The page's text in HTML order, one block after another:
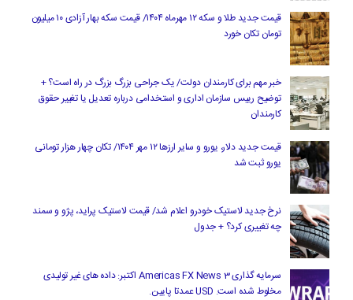
قیمت جدید طلا و سکه ۱۲ مهرماه ۱۴۰۴/ قیمت سکه بهار آزادی ۱۰ میلیون
تومان تکان خورد
خبر مهم برای کارمندان دولت/ یک جراحی بزرگ بزرگ در راه است؟ +
توضیح رییس سازمان اداری و استخدامی درباره تعدیل یا تغییر حقوق
کارمندان
قیمت جدید دلار، یورو و سایر ارزها ۱۲ مهر ۱۴۰۴/ تکان چهار هزار تومانی
یورو ثبت شد
نرخ جدید لاستیک خودرو اعلام شد/ قیمت لاستیک پراید، پژو و سمند
چه تغییری کرد؟ + جدول
سرمایه گذاری Americas FX News 3 اکتبر: داده های غیر تولیدی
مخلوط شده است. USD عمدتا پایین.